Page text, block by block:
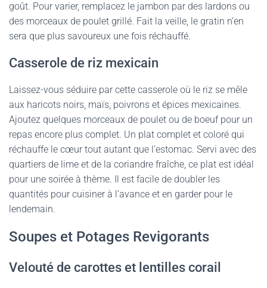
goût. Pour varier, remplacez le jambon par des lardons ou
des morceaux de poulet grillé. Fait la veille, le gratin n’en
sera que plus savoureux une fois réchauffé.
Casserole de riz mexicain
Laissez-vous séduire par cette casserole où le riz se mêle
aux haricots noirs, maïs, poivrons et épices mexicaines.
Ajoutez quelques morceaux de poulet ou de boeuf pour un
repas encore plus complet. Un plat complet et coloré qui
réchauffe le cœur tout autant que l’estomac. Servi avec des
quartiers de lime et de la coriandre fraîche, ce plat est idéal
pour une soirée à thème. Il est facile de doubler les
quantités pour cuisiner à l’avance et en garder pour le
lendemain.
Soupes et Potages Revigorants
Velouté de carottes et lentilles corail